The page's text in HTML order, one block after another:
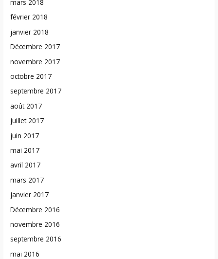
mars 2018
février 2018
janvier 2018
Décembre 2017
novembre 2017
octobre 2017
septembre 2017
août 2017
juillet 2017
juin 2017
mai 2017
avril 2017
mars 2017
janvier 2017
Décembre 2016
novembre 2016
septembre 2016
mai 2016